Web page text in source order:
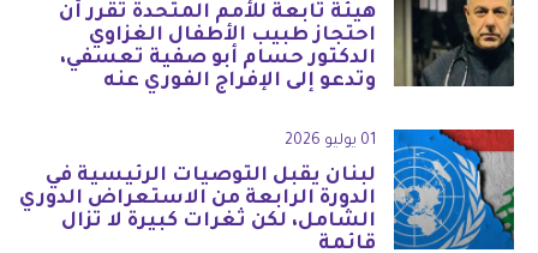
هيئة تابعة للأمم المتحدة تقرر أن
احتجاز طبيب الأطفال الغزاوي
الدكتور حسام أبو صفية تعسفي،
وتدعو إلى الإفراج الفوري عنه
01 يوليو 2026
لبنان يقبل التوصيات الرئيسية في
الدورة الرابعة من الاستعراض الدوري
الشامل، لكن ثغرات كبيرة لا تزال
قائمة